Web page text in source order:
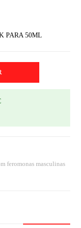
PARA 50ML
feromonas masculinas